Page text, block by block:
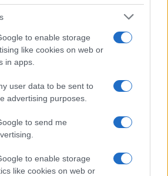
to enable storage
like cookies on web or
in apps.
user data to be sent to
advertising purposes.
to send me
to enable storage
like cookies on web or
un pescatore: attimi di